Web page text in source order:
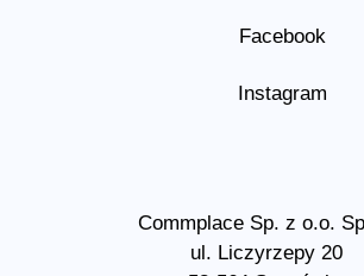
Facebook
Instagram
Commplace Sp. z o.o.
ul. Liczyrzepy 20